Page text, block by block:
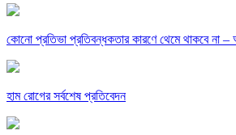
কোনো প্রতিভা প্রতিবন্ধকতার কারণে থেমে থাকবে না –
হাম রোগের সর্বশেষ প্রতিবেদন